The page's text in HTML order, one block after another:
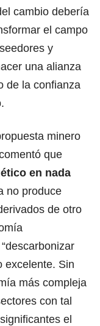
cambio debería
el campo
y
una alianza
de la confianza
minero
que
en nada
no produce
de otro
excelente. Sin
más compleja
con tal
el